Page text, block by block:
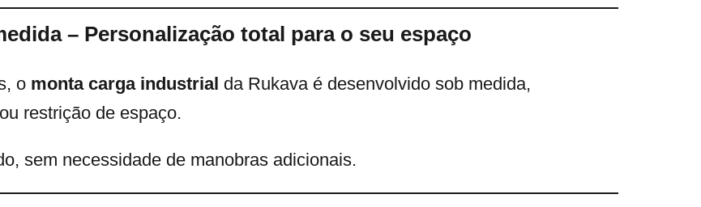
– Personalização total para o seu espaço
o monta carga industrial da Rukava é desenvolvido sob medida,
restrição de espaço.
sem necessidade de manobras adicionais.